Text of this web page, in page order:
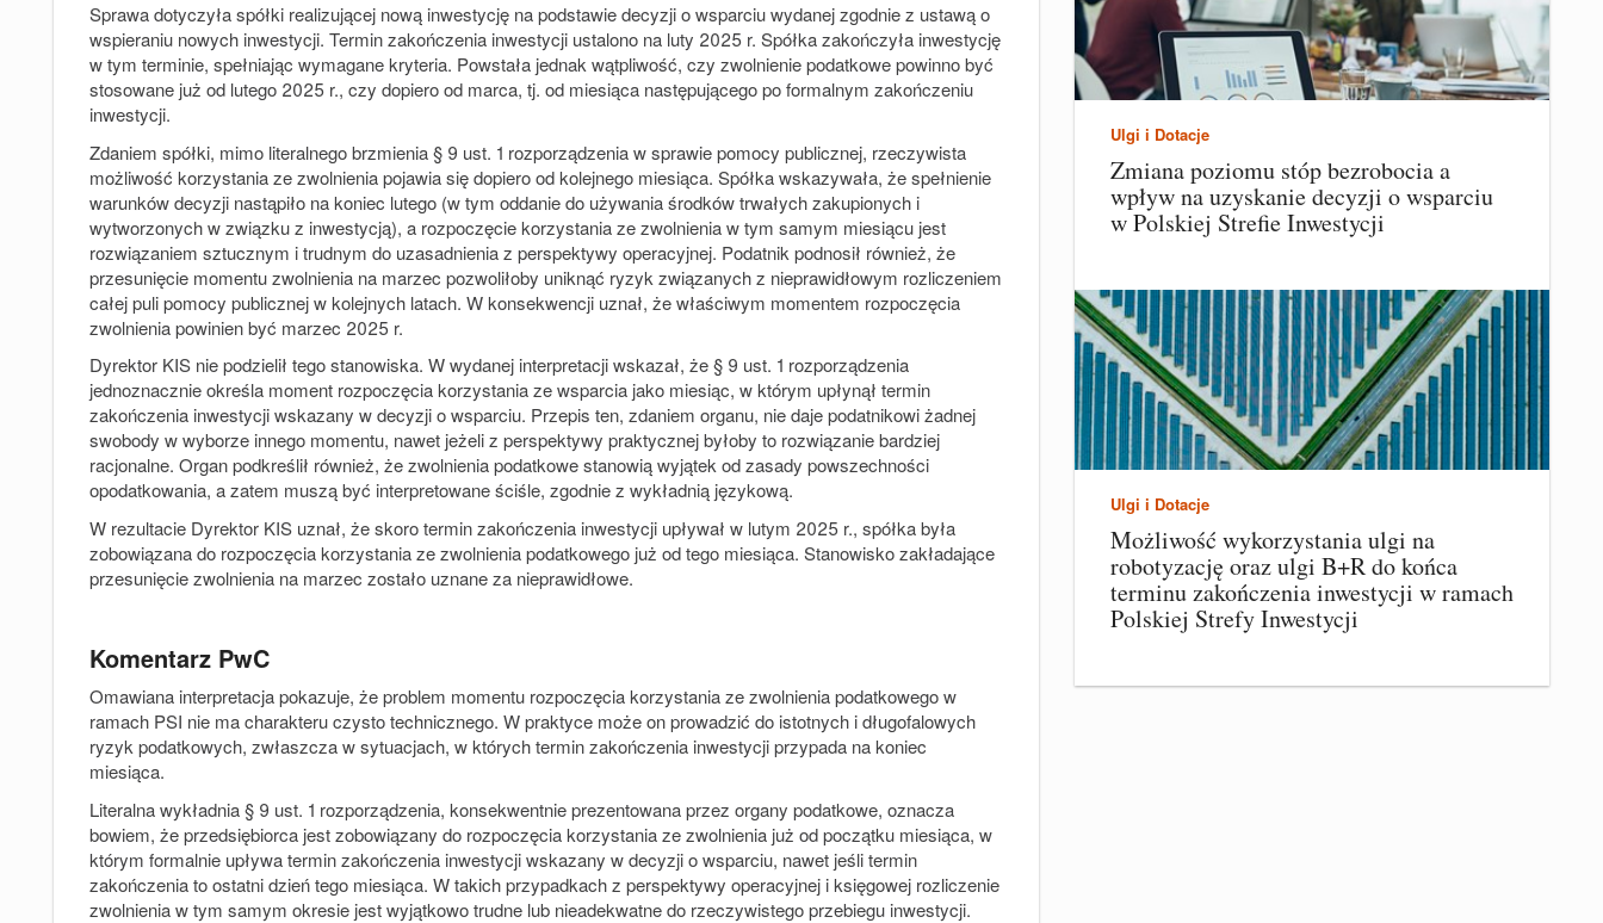
Sprawa dotyczyła spółki realizującej nową inwestycję na podstawie decyzji o wsparciu wydanej zgodnie z ustawą o
wspieraniu nowych inwestycji. Termin zakończenia inwestycji ustalono na luty 2025 r. Spółka zakończyła inwestycję
w tym terminie, spełniając wymagane kryteria. Powstała jednak wątpliwość, czy zwolnienie podatkowe powinno być
stosowane już od lutego 2025 r., czy dopiero od marca, tj. od miesiąca następującego po formalnym zakończeniu
inwestycji.
Zdaniem spółki, mimo literalnego brzmienia § 9 ust. 1 rozporządzenia w sprawie pomocy publicznej, rzeczywista
możliwość korzystania ze zwolnienia pojawia się dopiero od kolejnego miesiąca. Spółka wskazywała, że spełnienie
warunków decyzji nastąpiło na koniec lutego (w tym oddanie do używania środków trwałych zakupionych i
wytworzonych w związku z inwestycją), a rozpoczęcie korzystania ze zwolnienia w tym samym miesiącu jest
rozwiązaniem sztucznym i trudnym do uzasadnienia z perspektywy operacyjnej. Podatnik podnosił również, że
przesunięcie momentu zwolnienia na marzec pozwoliłoby uniknąć ryzyk związanych z nieprawidłowym rozliczeniem
całej puli pomocy publicznej w kolejnych latach. W konsekwencji uznał, że właściwym momentem rozpoczęcia
zwolnienia powinien być marzec 2025 r.
Dyrektor KIS nie podzielił tego stanowiska. W wydanej interpretacji wskazał, że § 9 ust. 1 rozporządzenia
jednoznacznie określa moment rozpoczęcia korzystania ze wsparcia jako miesiąc, w którym upłynął termin
zakończenia inwestycji wskazany w decyzji o wsparciu. Przepis ten, zdaniem organu, nie daje podatnikowi żadnej
swobody w wyborze innego momentu, nawet jeżeli z perspektywy praktycznej byłoby to rozwiązanie bardziej
racjonalne. Organ podkreślił również, że zwolnienia podatkowe stanowią wyjątek od zasady powszechności
opodatkowania, a zatem muszą być interpretowane ściśle, zgodnie z wykładnią językową.
W rezultacie Dyrektor KIS uznał, że skoro termin zakończenia inwestycji upływał w lutym 2025 r., spółka była
zobowiązana do rozpoczęcia korzystania ze zwolnienia podatkowego już od tego miesiąca. Stanowisko zakładające
przesunięcie zwolnienia na marzec zostało uznane za nieprawidłowe.
Komentarz PwC
Omawiana interpretacja pokazuje, że problem momentu rozpoczęcia korzystania ze zwolnienia podatkowego w
ramach PSI nie ma charakteru czysto technicznego. W praktyce może on prowadzić do istotnych i długofalowych
ryzyk podatkowych, zwłaszcza w sytuacjach, w których termin zakończenia inwestycji przypada na koniec
miesiąca.
Literalna wykładnia § 9 ust. 1 rozporządzenia, konsekwentnie prezentowana przez organy podatkowe, oznacza
bowiem, że przedsiębiorca jest zobowiązany do rozpoczęcia korzystania ze zwolnienia już od początku miesiąca, w
którym formalnie upływa termin zakończenia inwestycji wskazany w decyzji o wsparciu, nawet jeśli termin
zakończenia to ostatni dzień tego miesiąca. W takich przypadkach z perspektywy operacyjnej i księgowej rozliczenie
zwolnienia w tym samym okresie jest wyjątkowo trudne lub nieadekwatne do rzeczywistego przebiegu inwestycji.
Ulgi i Dotacje
Zmiana poziomu stóp bezrobocia a
wpływ na uzyskanie decyzji o wsparciu
w Polskiej Strefie Inwestycji
Ulgi i Dotacje
Możliwość wykorzystania ulgi na
robotyzację oraz ulgi B+R do końca
terminu zakończenia inwestycji w ramach
Polskiej Strefy Inwestycji